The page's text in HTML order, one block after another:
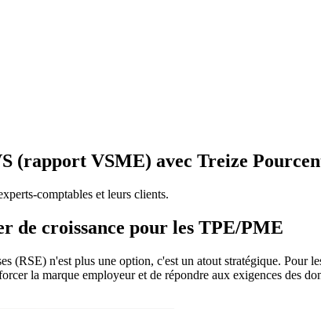
(rapport VSME) avec Treize
comptables et leurs clients.
de croissance pour les TPE/PME
(RSE) n'est plus une option, c'est un atout stratégique.
la marque employeur et de répondre aux exigences des